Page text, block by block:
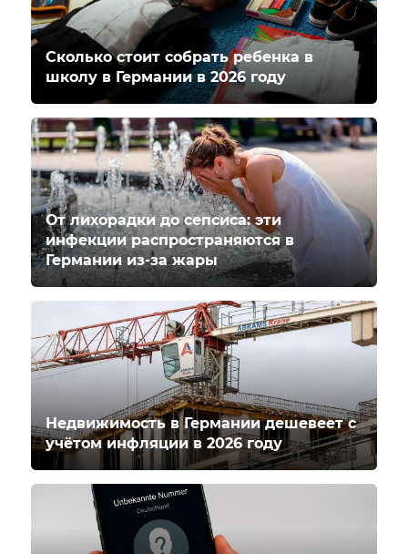
Сколько стоит собрать ребенка в
школу в Германии в 2026 году
От лихорадки до сепсиса: эти
инфекции распространяются в
Германии из-за жары
Недвижимость в Германии дешевеет с
учётом инфляции в 2026 году